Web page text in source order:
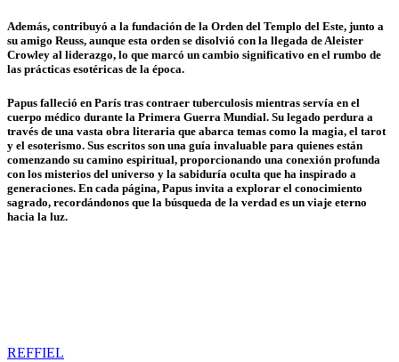
Además, contribuyó a la fundación de la Orden del Templo del Este, junto a
su amigo Reuss, aunque esta orden se disolvió con la llegada de Aleister
Crowley al liderazgo, lo que marcó un cambio significativo en el rumbo de
las prácticas esotéricas de la época.
Papus falleció en París tras contraer tuberculosis mientras servía en el
cuerpo médico durante la Primera Guerra Mundial. Su legado perdura a
través de una vasta obra literaria que abarca temas como la magia, el tarot
y el esoterismo. Sus escritos son una guía invaluable para quienes están
comenzando su camino espiritual, proporcionando una conexión profunda
con los misterios del universo y la sabiduría oculta que ha inspirado a
generaciones. En cada página, Papus invita a explorar el conocimiento
sagrado, recordándonos que la búsqueda de la verdad es un viaje eterno
hacia la luz.
REFFIEL